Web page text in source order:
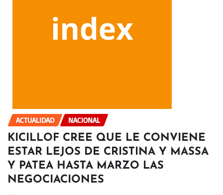
ACTUALIDAD NACIONAL
KICILLOF CREE QUE LE CONVIENE
ESTAR LEJOS DE CRISTINA Y MASSA
Y PATEA HASTA MARZO LAS
NEGOCIACIONES